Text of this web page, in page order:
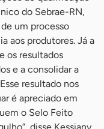
do Sebrae-RN,
um processo
aos produtores. Já a
os resultados
e a consolidar a
resultado nos
é apreciado em
o Selo Feito